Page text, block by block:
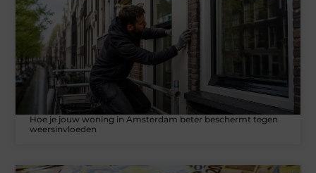
Hoe je jouw woning in Amsterdam beter beschermt tegen
weersinvloeden